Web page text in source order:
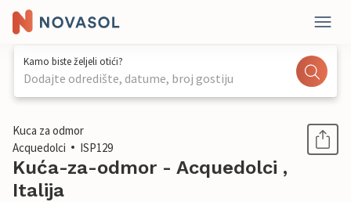
Kamo biste željeli otići?
Dodajte odredište, datume, broj gostiju
1 / 28
Kuca za odmor
Acquedolci
ISP129
Kuća-za-odmor - Acquedolci ,
Italija